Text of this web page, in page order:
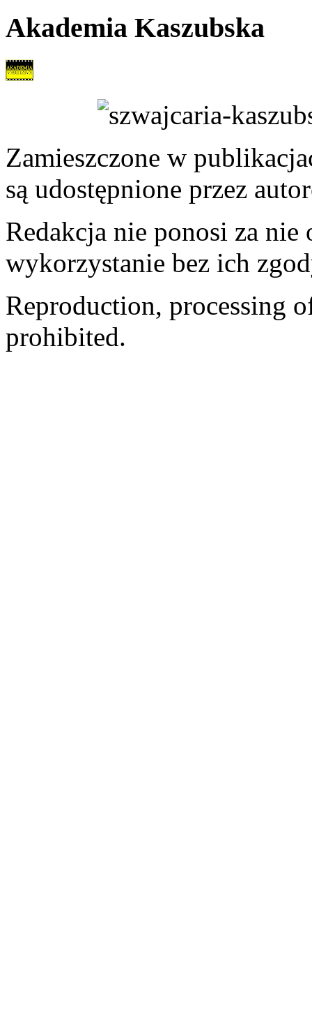
Akademia Kaszubska
Zamieszczone w
są udostępnione przez
Redakcja nie ponosi za
wykorzystanie bez ich
Reproduction, processing
prohibited.